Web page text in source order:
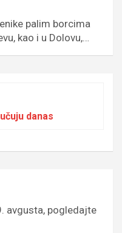
palim borcima
kao i u Dolovu,…
danas
avgusta, pogledajte